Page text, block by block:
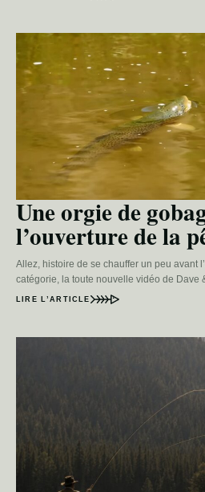
Une orgie de
l’ouverture de la
Allez, histoire de se chauffer un peu avant
catégorie, la toute nouvelle vidéo de Dave
LIRE L’ARTICLE